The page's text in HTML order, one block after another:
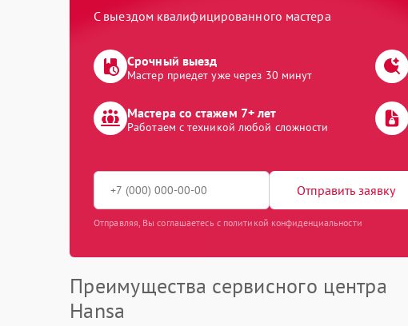
С выездом квалифицированного мастера
Срочный выезд
Мастер приедет уже через 30 минут
Мастера со стажем 7+ лет
Работаем с техникой любой сложности
Отправить заявку
Отправляя, Вы соглашаетесь с политикой конфиденциальности
Преимущества сервисного центра
Hansa